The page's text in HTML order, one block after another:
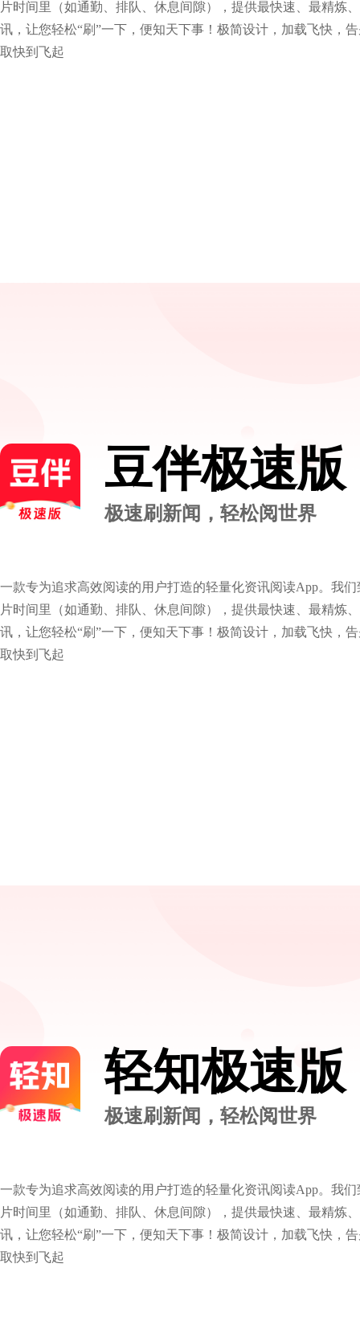
片时间里（如通勤、排队、休息间隙），提供最快速、最精炼
讯，让您轻松“刷”一下，便知天下事！极简设计，加载飞快，
取快到飞起
豆伴极速版
极速刷新闻，轻松阅世界
一款专为追求高效阅读的用户打造的轻量化资讯阅读App。我
片时间里（如通勤、排队、休息间隙），提供最快速、最精炼
讯，让您轻松“刷”一下，便知天下事！极简设计，加载飞快，
取快到飞起
轻知极速版
极速刷新闻，轻松阅世界
一款专为追求高效阅读的用户打造的轻量化资讯阅读App。我
片时间里（如通勤、排队、休息间隙），提供最快速、最精炼
讯，让您轻松“刷”一下，便知天下事！极简设计，加载飞快，
取快到飞起